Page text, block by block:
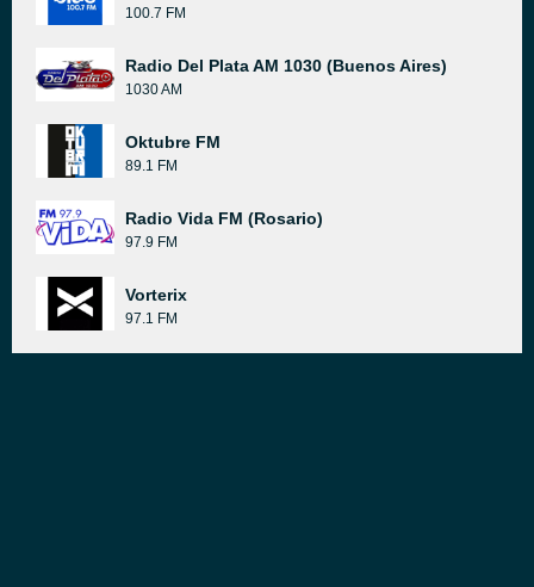
100.7 FM
Radio Del Plata AM 1030 (Buenos Aires)
1030 AM
Oktubre FM
89.1 FM
Radio Vida FM (Rosario)
97.9 FM
Vorterix
97.1 FM